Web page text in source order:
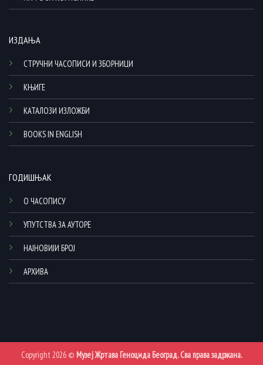
ИЗДАЊА
СТРУЧНИ ЧАСОПИСИ И ЗБОРНИЦИ
КЊИГЕ
КАТАЛОЗИ ИЗЛОЖБИ
BOOKS IN ENGLISH
ГОДИШЊАК
О ЧАСОПИСУ
УПУТСТВА ЗА АУТОРЕ
НАЈНОВИЈИ БРОЈ
АРХИВА
Copyright 2026 © Музеј Жртава Геноцида Београд. Сва права задржана.